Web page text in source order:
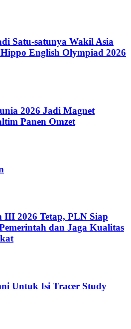
Satu-satunya Wakil Asia
English Olympiad 2026
2026 Jadi Magnet
Panen Omzet
2026 Tetap, PLN Siap
dan Jaga Kualitas
Untuk Isi Tracer Study